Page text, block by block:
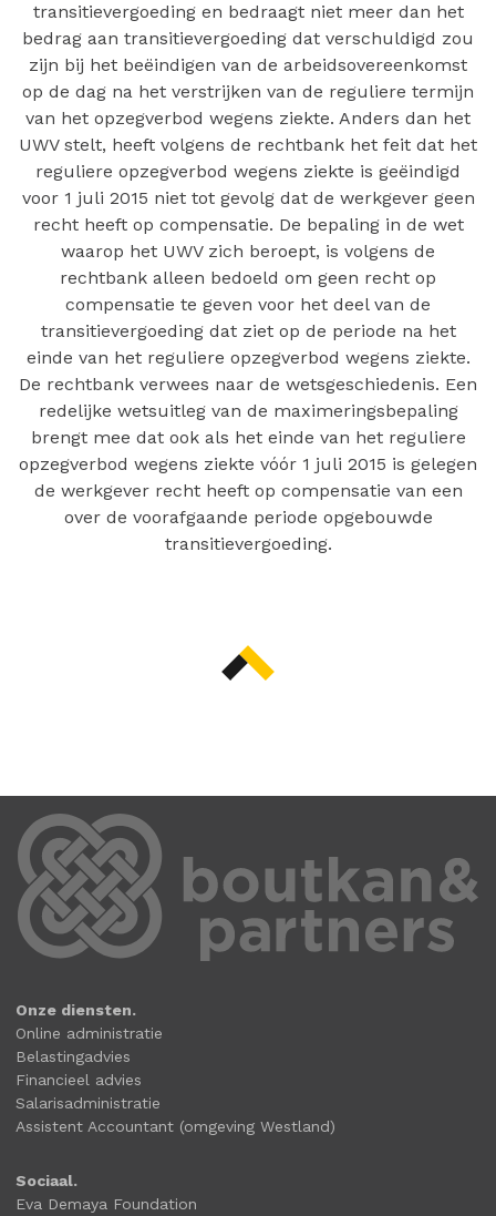
transitievergoeding en bedraagt niet meer dan het
bedrag aan transitievergoeding dat verschuldigd zou
zijn bij het beëindigen van de arbeidsovereenkomst
op de dag na het verstrijken van de reguliere termijn
van het opzegverbod wegens ziekte. Anders dan het
UWV stelt, heeft volgens de rechtbank het feit dat het
reguliere opzegverbod wegens ziekte is geëindigd
voor 1 juli 2015 niet tot gevolg dat de werkgever geen
recht heeft op compensatie. De bepaling in de wet
waarop het UWV zich beroept, is volgens de
rechtbank alleen bedoeld om geen recht op
compensatie te geven voor het deel van de
transitievergoeding dat ziet op de periode na het
einde van het reguliere opzegverbod wegens ziekte.
De rechtbank verwees naar de wetsgeschiedenis. Een
redelijke wetsuitleg van de maximeringsbepaling
brengt mee dat ook als het einde van het reguliere
opzegverbod wegens ziekte vóór 1 juli 2015 is gelegen
de werkgever recht heeft op compensatie van een
over de voorafgaande periode opgebouwde
transitievergoeding.
Onze diensten.
Online administratie
Belastingadvies
Financieel advies
Salarisadministratie
Assistent Accountant (omgeving Westland)
Sociaal.
Eva Demaya Foundation